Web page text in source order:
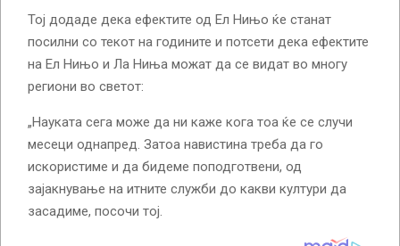
Тој додаде дека ефектите од Ел Нињо ќе станат
посилни со текот на годините и потсети дека ефектите
на Ел Нињо и Ла Ниња можат да се видат во многу
региони во светот:
„Науката сега може да ни каже кога тоа ќе се случи
месеци однапред. Затоа навистина треба да го
искористиме и да бидеме поподготвени, од
зајакнување на итните служби до какви култури да
засадиме, посочи тој.